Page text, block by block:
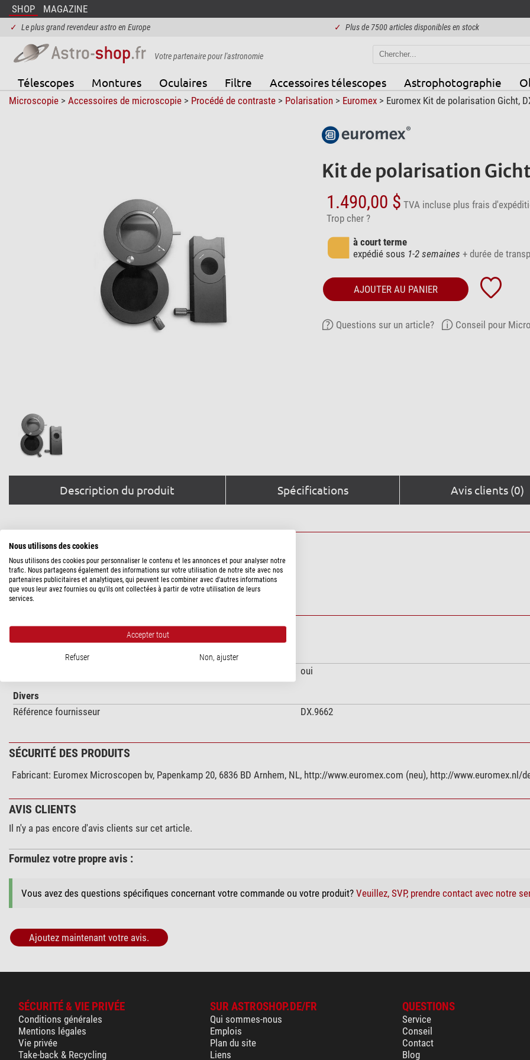
SHOP MAGAZINE
✓ Le plus grand revendeur astro en Europe ✓ Plus de 7500 articles disponibles en stock
Votre partenaire pour l'astronomie
Télescopes Montures Oculaires Filtre Accessoires télescopes Astrophotographie
Microscopie> Accessoires de microscopie> Procédé de contraste> Polarisation> Euromex> Euromex Kit de polarisation Gicht,
Kit de polarisation
1.490,00 $ TVA incluse plus frais
Trop cher ?
à court terme
expédié sous 1-2 semaines + durée de
AJOUTER AU PANIER
Questions sur un article? Conseil pour
Description du produit Spécifications Avis clients (0)
DESCRIPTION DU PRODUIT
DX.9662
Kit de polarisation spécial pour l'examen de la goutte.
SPÉCIFICATIONS
Assorti à la série
oui
Divers
Référence fournisseur
DX.9662
SÉCURITÉ DES PRODUITS
Fabricant: Euromex Microscopen bv, Papenkamp 20, 6836 BD Arnhem, NL, http://www.euromex.com (neu), http://www.euromex.nl/
AVIS CLIENTS
Il n'y a pas encore d'avis clients sur cet article.
Formulez votre propre avis :
Vous avez des questions spécifiques concernant votre commande ou votre produit? Veuillez, SVP, prendre contact avec notre
Ajoutez maintenant votre avis.
SÉCURITÉ & VIE PRIVÉE
Conditions générales
Mentions légales
Vie privée
Take-back & Recycling
SUR ASTROSHOP.DE/FR
Qui sommes-nous
Emplois
Plan du site
Liens
QUESTIONS
Service
Conseil
Contact
Blog
Nous utilisons des cookies
Nous utilisons des cookies pour personnaliser le contenu et les annonces et pour analyser notre
trafic. Nous partageons également des informations sur votre utilisation de notre site avec nos
partenaires publicitaires et analytiques, qui peuvent les combiner avec d'autres informations
que vous leur avez fournies ou qu'ils ont collectées à partir de votre utilisation de leurs
services.
Accepter tout
Refuser Non, ajuster